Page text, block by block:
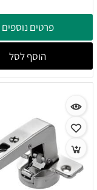
פרטים נוספים
הוסף לסל